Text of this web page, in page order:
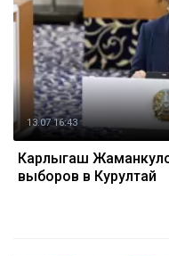
13.07 16:43
Карлыгаш
выборов в Курултай